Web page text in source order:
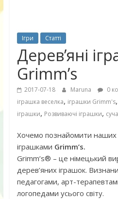
Ігри Статті
Дерев’яні
Grimm’s
2017-07-18 Maruna 0
іграшка веселка, іграшки Grimm's,
іграшки, Розвиваючі іграшки,
Хочемо познайомити наших
іграшками Grimm’s.
Grimm’s® – це німецький
дерев’яних іграшок.
педагогами, арт-
логопедами усього світу.